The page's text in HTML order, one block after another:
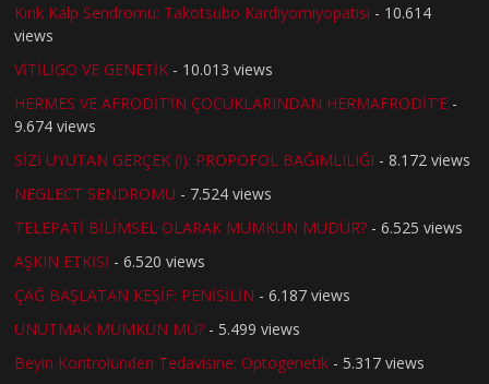
Kırık Kalp Sendromu: Takotsubo Kardiyomiyopatisi - 10.614
views
VİTİLİGO VE GENETİK - 10.013 views
HERMES VE AFRODİT’İN ÇOCUKLARINDAN HERMAFRODİT’E -
9.674 views
SİZİ UYUTAN GERÇEK (!): PROPOFOL BAĞIMLILIĞI - 8.172 views
NEGLECT SENDROMU - 7.524 views
TELEPATİ BİLİMSEL OLARAK MÜMKÜN MÜDÜR? - 6.525 views
AŞKIN ETKİSİ - 6.520 views
ÇAĞ BAŞLATAN KEŞİF: PENİSİLİN - 6.187 views
UNUTMAK MÜMKÜN MÜ? - 5.499 views
Beyin Kontrolünden Tedavisine: Optogenetik - 5.317 views